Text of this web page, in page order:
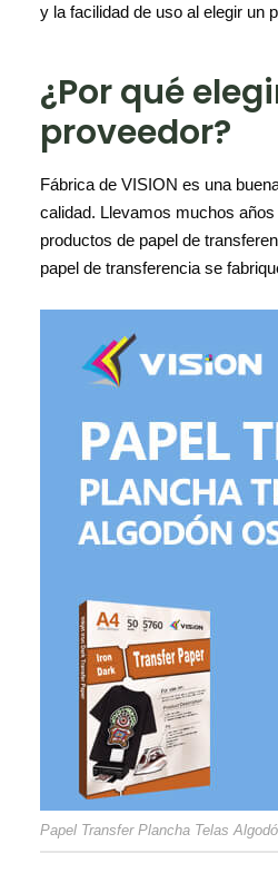
y la facilidad de uso al elegir un
¿Por qué
proveedor?
Fábrica de VISION es una
calidad. Llevamos muchos
productos de papel de
papel de transferencia se
Papel Transfer Plancha Telas